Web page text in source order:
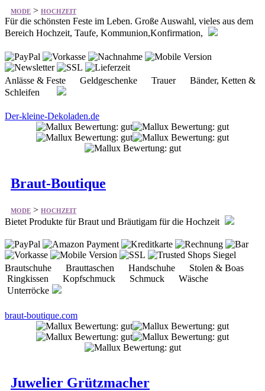
MODE > HOCHZEIT
Für die schönsten Feste im Leben. Große Auswahl, vieles aus dem
Bereich Hochzeit, Taufe, Kommunion,Konfirmation,
Anlässe & Feste Geldgeschenke Trauer Bänder, Ketten &
Schleifen
Der-kleine-Dekoladen.de
Braut-Boutique
MODE > HOCHZEIT
Bietet Produkte für Braut und Bräutigam für die Hochzeit
Brautschuhe Brauttaschen Handschuhe Stolen & Boas
Ringkissen Kopfschmuck Schmuck Wäsche
Unterröcke
braut-boutique.com
Juwelier Grützmacher